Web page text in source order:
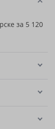
за 5 120